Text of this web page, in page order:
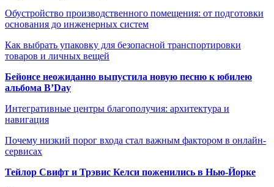
Обустройство производственного помещения: от подготовки
основания до инженерных систем
Как выбрать упаковку для безопасной транспортировки
товаров и личных вещей
Бейонсе неожиданно выпустила новую песню к юбилею
альбома B’Day
Интегративные центры благополучия: архитектура и
навигация
Почему низкий порог входа стал важным фактором в онлайн-
сервисах
Тейлор Свифт и Трэвис Келси поженились в Нью-Йорке